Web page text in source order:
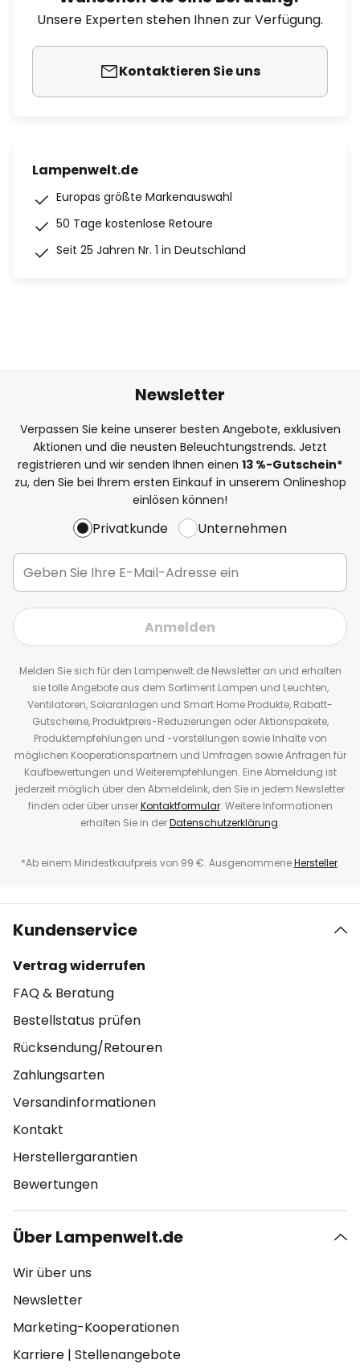
Unsere Experten stehen Ihnen zur Verfügung.
Kontaktieren Sie uns
Lampenwelt.de
Europas größte Markenauswahl
50 Tage kostenlose Retoure
Seit 25 Jahren Nr. 1 in Deutschland
Newsletter
Verpassen Sie keine unserer besten Angebote, exklusiven
Aktionen und die neusten Beleuchtungstrends. Jetzt
registrieren und wir senden Ihnen einen 13 %-Gutschein*
zu, den Sie bei Ihrem ersten Einkauf in unserem Onlineshop
einlösen können!
Privatkunde Unternehmen
Anmelden
Melden Sie sich für den Lampenwelt.de Newsletter an und erhalten
sie tolle Angebote aus dem Sortiment Lampen und Leuchten,
Ventilatoren, Solaranlagen und Smart Home Produkte, Rabatt-
Gutscheine, Produktpreis-Reduzierungen oder Aktionspakete,
Produktempfehlungen und -vorstellungen sowie Inhalte von
möglichen Kooperationspartnern und Umfragen sowie Anfragen für
Kaufbewertungen und Weiterempfehlungen. Eine Abmeldung ist
jederzeit möglich über den Abmeldelink, den Sie in jedem Newsletter
finden oder über unserKontaktformular. Weitere Informationen
erhalten Sie in derDatenschutzerklärung.
*Ab einem Mindestkaufpreis von 99 €. AusgenommeneHersteller.
Kundenservice
Vertrag widerrufen
FAQ & Beratung
Bestellstatus prüfen
Rücksendung/Retouren
Zahlungsarten
Versandinformationen
Kontakt
Herstellergarantien
Bewertungen
Über Lampenwelt.de
Wir über uns
Newsletter
Marketing-Kooperationen
Karriere | Stellenangebote